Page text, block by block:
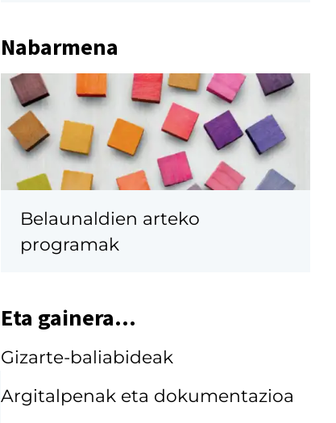
Nabarmena
Belaunaldien arteko
programak
Eta gainera...
Gizarte-baliabideak
Argitalpenak eta dokumentazioa